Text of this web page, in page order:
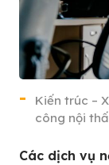
Kiến trúc –
công nội
Các dịch vụ